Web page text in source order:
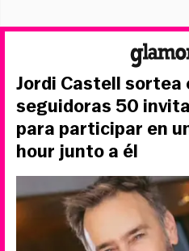
Jordi Castell sortea
seguidoras 50
para participar en
hour junto a él